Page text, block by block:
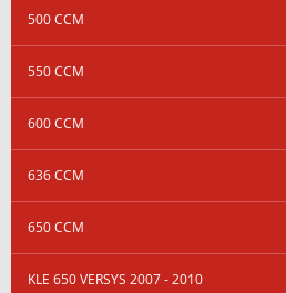
500 CCM
550 CCM
600 CCM
636 CCM
650 CCM
KLE 650 VERSYS 2007 - 2010